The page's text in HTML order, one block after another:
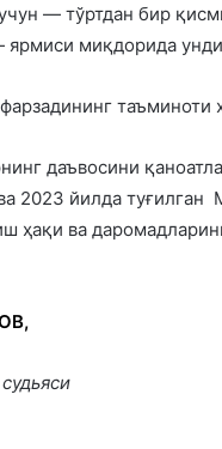
— тўртдан бир
ярмиси миқдорида
даъвосини
2023 йилда
ҳақи ва